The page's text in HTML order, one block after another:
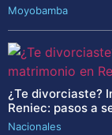
Moyobamba
¿Te divorciaste?
Reniec: pasos a
Nacionales